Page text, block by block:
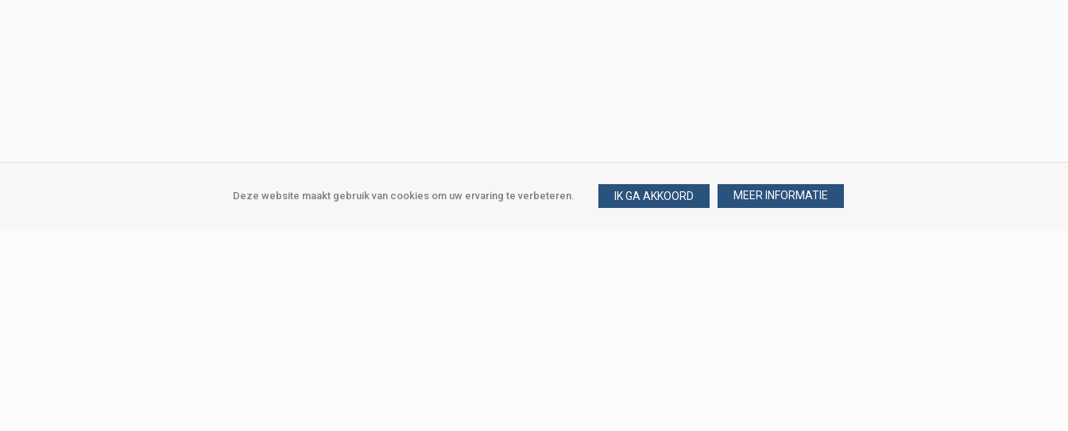
Deze website maakt gebruik van cookies om uw ervaring te verbeteren. IK GA AKKOORD MEER INFORMATIE